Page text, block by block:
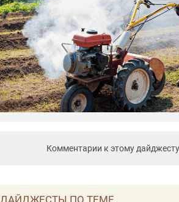
Комментарии к этому
ДАЙДЖЕСТЫ ПО ТЕМЕ